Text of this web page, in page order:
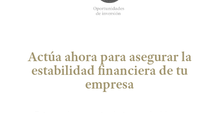
Actúa ahora para asegurar la
estabilidad financiera de tu
empresa